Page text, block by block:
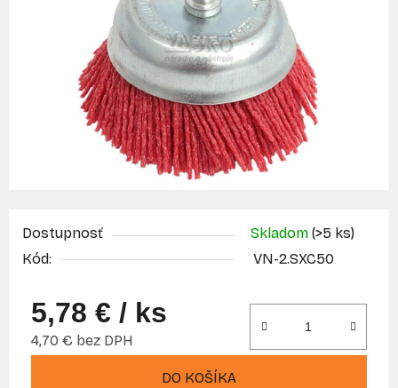
Dostupnosť Skladom (>5 ks)
Kód:
VN-2.SXC50
5,78 € / ks
4,70 € bez DPH
DO KOŠÍKA